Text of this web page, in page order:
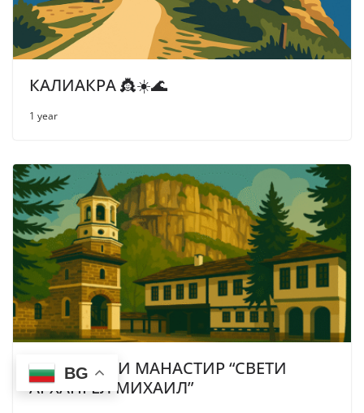
КАЛИАКРА 👸☀️🌊
1 year
ДРЯНОВСКИ МАНАСТИР “СВЕТИ
АРХАНГЕЛ МИХАИЛ”
BG